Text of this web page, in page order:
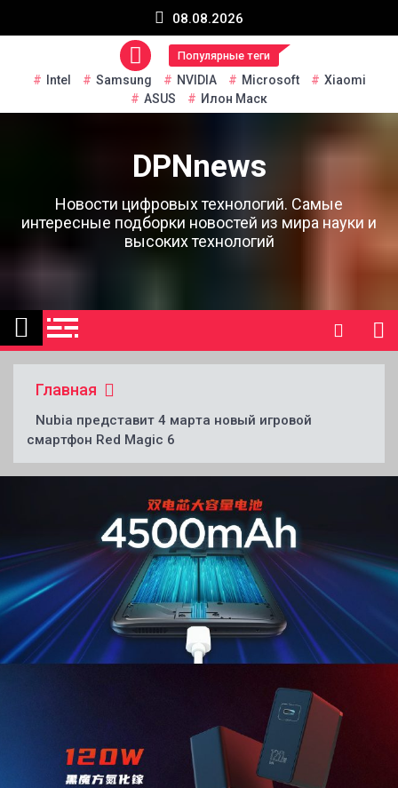
08.08.2026
Популярные теги
Intel Samsung NVIDIA Microsoft
Xiaomi
ASUS
Илон Маск
DPNnews
Новости цифровых технологий. Самые
интересные подборки новостей из мира науки и
высоких технологий
Главная
Nubia представит 4 марта новый игровой
смартфон Red Magic 6